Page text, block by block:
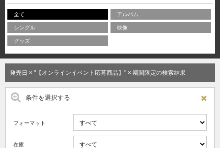
全て アルバム
シングル 映像
グッズ
発売日 × "【オンラインイベント応募商品】" × 期間限定の検索結果
条件を選択する
フォーマット
在庫